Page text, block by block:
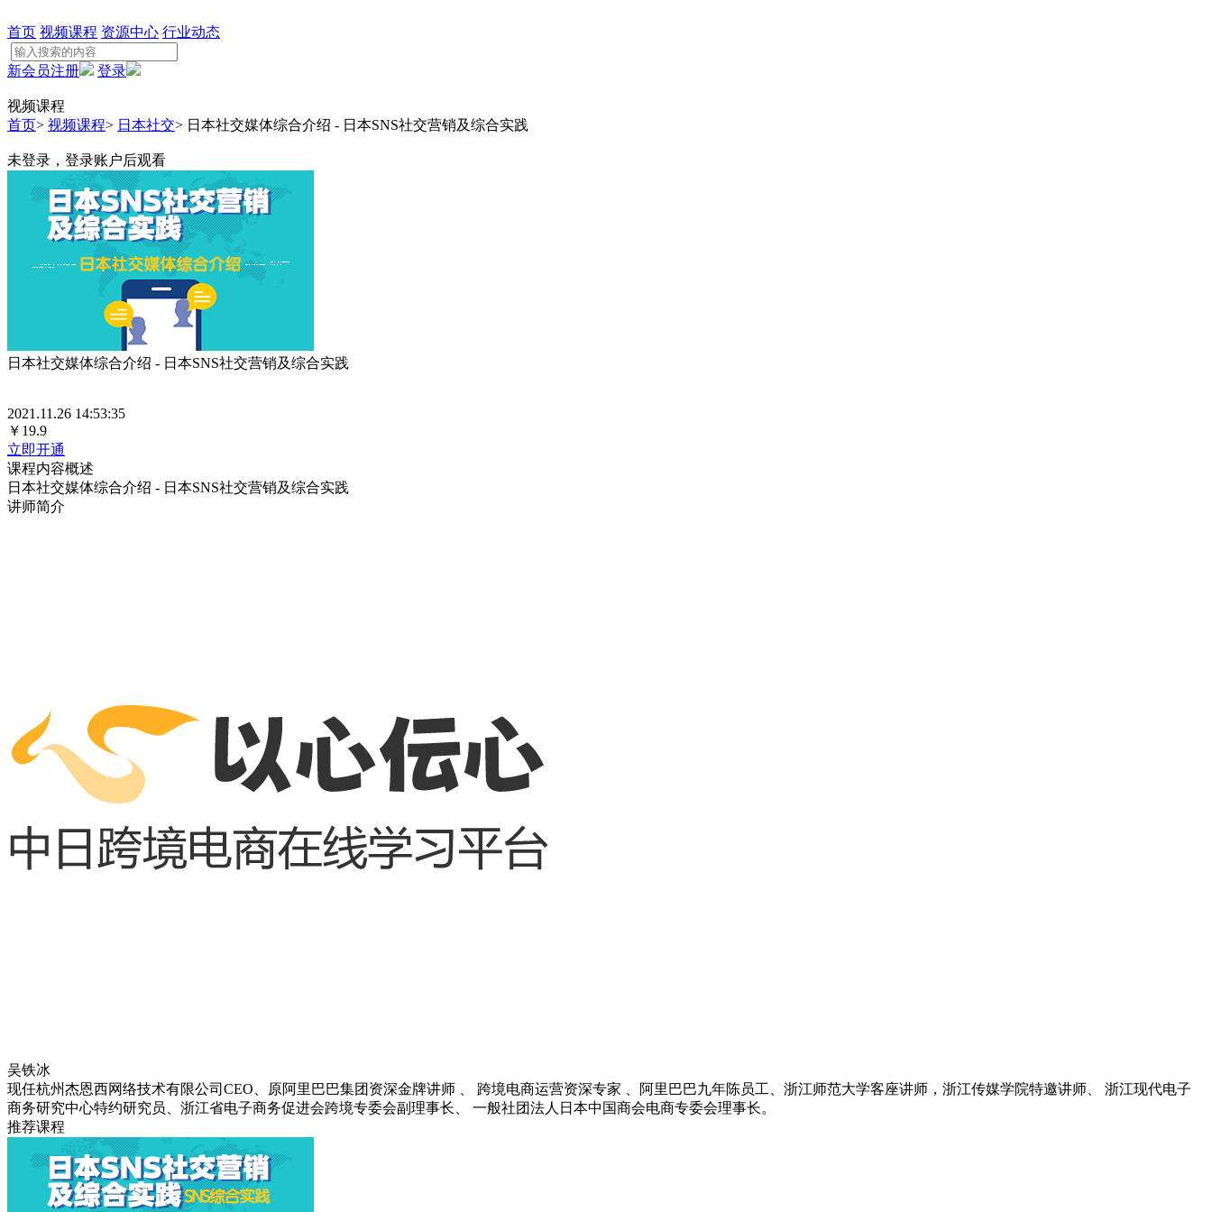
首页 视频课程 资源中心 行业动态
新会员注册 登录
视频课程
首页> 视频课程> 日本社交> 日本社交媒体综合介绍 - 日本SNS社交营销及综合实践
未登录，登录账户后观看
日本社交媒体综合介绍 - 日本SNS社交营销及综合实践
2021.11.26 14:53:35
￥19.9
立即开通
课程内容概述
日本社交媒体综合介绍 - 日本SNS社交营销及综合实践
讲师简介
吴铁冰
现任杭州杰恩西网络技术有限公司CEO、原阿里巴巴集团资深金牌讲师 、 跨境电商运营资深专家 、阿里巴巴九年陈员工、浙江师范大学客座讲师，浙江传媒学院特邀讲师、 浙江现代电子
商务研究中心特约研究员、浙江省电子商务促进会跨境专委会副理事长、 一般社团法人日本中国商会电商专委会理事长。
推荐课程